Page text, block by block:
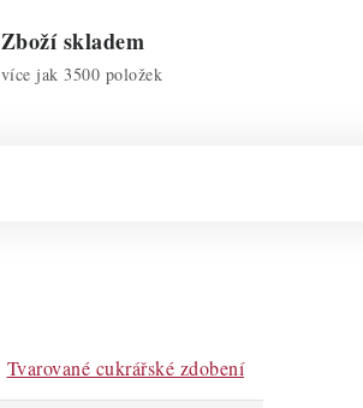
Zboží skladem
více jak 3500 položek
Tvarované cukrářské zdobení